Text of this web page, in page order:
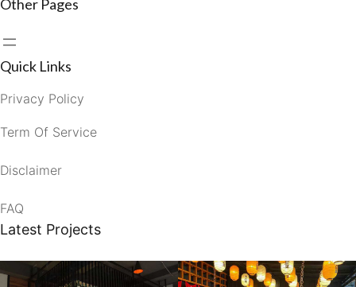
Other Pages
Quick Links
Privacy Policy
Term Of Service
Disclaimer
FAQ
Latest Projects